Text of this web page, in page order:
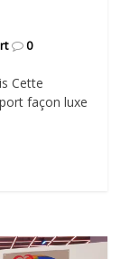
0
Cette
façon luxe